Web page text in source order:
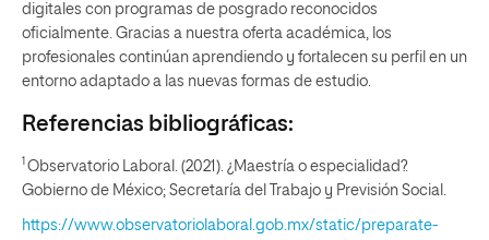
digitales con programas de posgrado reconocidos
oficialmente. Gracias a nuestra oferta académica, los
profesionales continúan aprendiendo y fortalecen su perfil en un
entorno adaptado a las nuevas formas de estudio.
Referencias bibliográficas:
1 Observatorio Laboral. (2021). ¿Maestría o especialidad?.
Gobierno de México; Secretaría del Trabajo y Previsión Social.
https://www.observatoriolaboral.gob.mx/static/preparate-